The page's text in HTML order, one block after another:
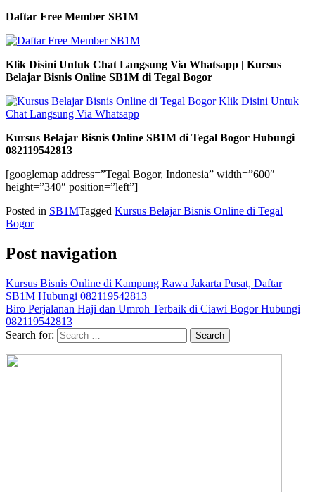
Daftar Free Member SB1M
Klik Disini Untuk Chat Langsung Via Whatsapp | Kursus
Belajar Bisnis Online SB1M di Tegal Bogor
Kursus Belajar Bisnis Online SB1M di Tegal Bogor Hubungi
082119542813
[googlemap address=”Tegal Bogor, Indonesia” width=”600″
height=”340″ position=”left”]
Posted in SB1MTagged Kursus Belajar Bisnis Online di Tegal
Bogor
Post navigation
Kursus Bisnis Online di Kampung Rawa Jakarta Pusat, Daftar
SB1M Hubungi 082119542813
Biro Perjalanan Haji dan Umroh Terbaik di Ciawi Bogor Hubungi
082119542813
Search for: